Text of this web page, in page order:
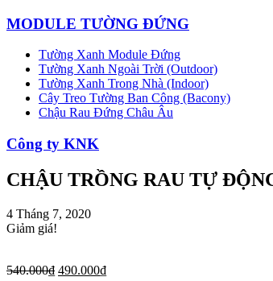
MODULE TƯỜNG ĐỨNG
Tường Xanh Module Đứng
Tường Xanh Ngoài Trời (Outdoor)
Tường Xanh Trong Nhà (Indoor)
Cây Treo Tường Ban Công (Bacony)
Chậu Rau Đứng Châu Âu
Công ty KNK
CHẬU TRỒNG RAU TỰ
4 Tháng 7, 2020
Giảm giá!
540.000₫ 490.000₫